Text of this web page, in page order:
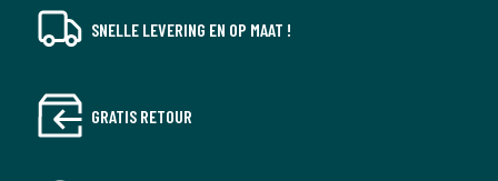
SNELLE LEVERING EN OP MAAT !
GRATIS RETOUR